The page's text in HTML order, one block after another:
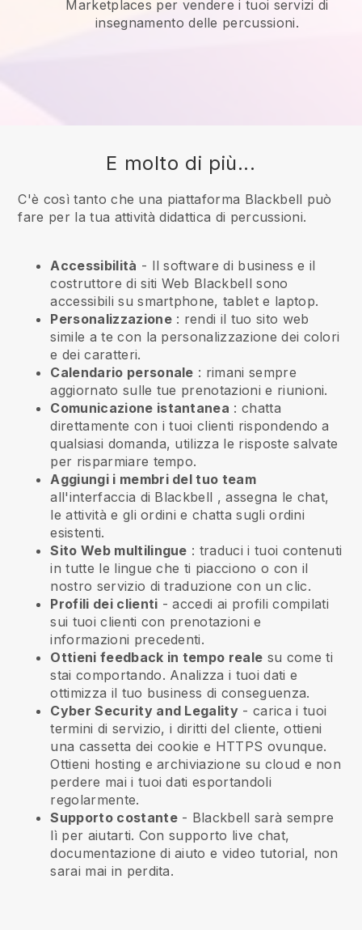
Marketplaces per vendere i tuoi servizi di
insegnamento delle percussioni.
E molto di più...
C'è così tanto che una piattaforma Blackbell può
fare per la tua attività didattica di percussioni.
Accessibilità - Il software di business e il
costruttore di siti Web Blackbell sono
accessibili su smartphone, tablet e laptop.
Personalizzazione: rendi il tuo sito web
simile a te con la personalizzazione dei colori
e dei caratteri.
Calendario personale : rimani sempre
aggiornato sulle tue prenotazioni e riunioni.
Comunicazione istantanea : chatta
direttamente con i tuoi clienti rispondendo a
qualsiasi domanda, utilizza le risposte salvate
per risparmiare tempo.
Aggiungi i membri del tuo team
all'interfaccia di Blackbell , assegna le chat,
le attività e gli ordini e chatta sugli ordini
esistenti.
Sito Web multilingue : traduci i tuoi contenuti
in tutte le lingue che ti piacciono o con il
nostro servizio di traduzione con un clic.
Profili dei clienti - accedi ai profili compilati
sui tuoi clienti con prenotazioni e
informazioni precedenti.
Ottieni feedback in tempo reale su come ti
stai comportando. Analizza i tuoi dati e
ottimizza il tuo business di conseguenza.
Cyber Security and Legality - carica i tuoi
termini di servizio, i diritti del cliente, ottieni
una cassetta dei cookie e HTTPS ovunque.
Ottieni hosting e archiviazione su cloud e non
perdere mai i tuoi dati esportandoli
regolarmente.
Supporto costante- Blackbell sarà sempre
lì per aiutarti. Con supporto live chat,
documentazione di aiuto e video tutorial, non
sarai mai in perdita.